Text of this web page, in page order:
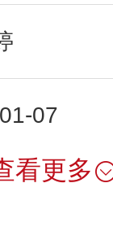
07
看更多